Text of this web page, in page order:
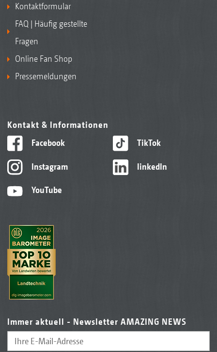
Kontaktformular
FAQ | Häufig gestellte
Fragen
Online Fan Shop
Pressemeldungen
Kontakt & Informationen
Facebook
Instagram
YouTube
TikTok
linkedIn
Immer aktuell - Newsletter AMAZING NEWS